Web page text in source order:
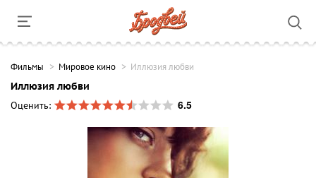
Фильмы Мировое кино Иллюзия любви
Иллюзия любви
Оценить:
6.5